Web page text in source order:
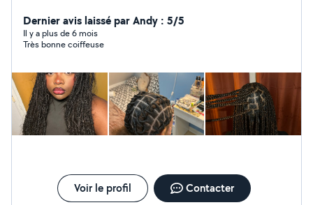
garde d'enfants. N'hésitez pas à m'envoyer un message
pour plus d'informations ! Si je ne réponds pas envoyez
moi directement un message sur Instagram.
Dernier avis laissé par Andy : 5/5
Il y a plus de 6 mois
Très bonne coiffeuse
Voir le profil Contacter